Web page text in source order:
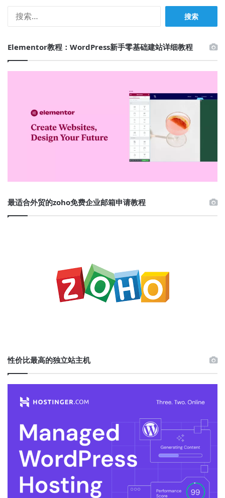
Elementor教程：WordPress新手零基础建站详细教程
最适合外贸的zoho免费企业邮箱申请教程
性价比最高的独立站主机